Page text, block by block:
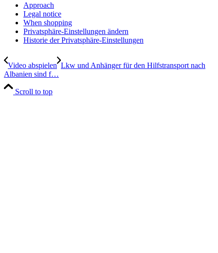
Approach
Legal notice
When shopping
Privatsphäre-Einstellungen ändern
Historie der Privatsphäre-Einstellungen
Video abspielen Lkw und Anhänger für den Hilfstransport nach
Albanien sind f…
Scroll to top